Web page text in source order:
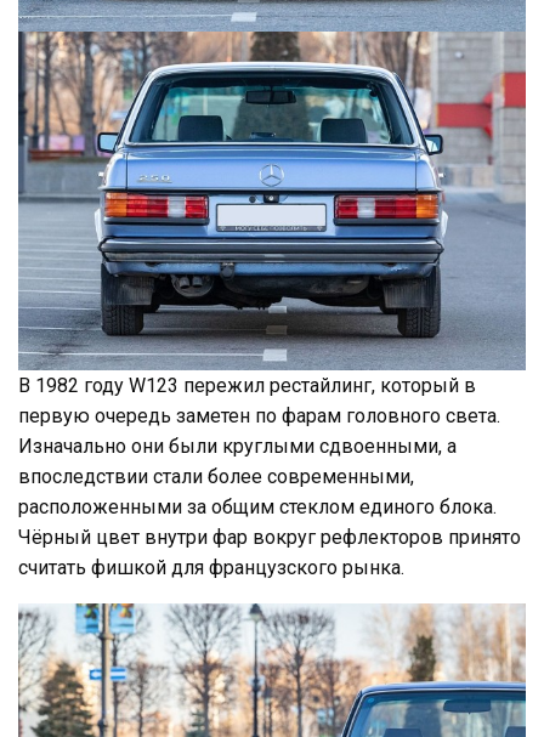
В 1982 году W123 пережил рестайлинг, который в
первую очередь заметен по фарам головного света.
Изначально они были круглыми сдвоенными, а
впоследствии стали более современными,
расположенными за общим стеклом единого блока.
Чёрный цвет внутри фар вокруг рефлекторов принято
считать фишкой для французского рынка.